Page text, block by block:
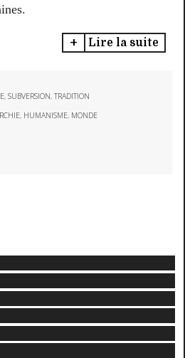
Lire la suite
,SUBVERSION,TRADITION
, HUMANISME, MONDE